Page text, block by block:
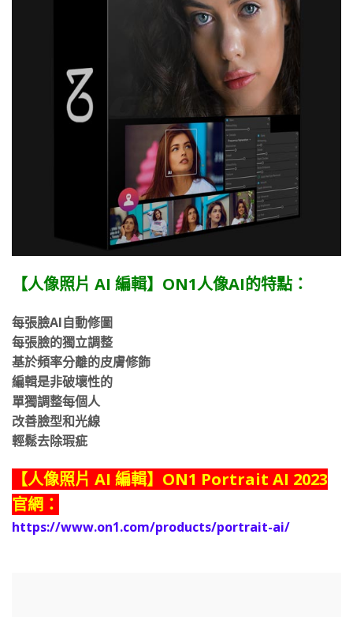
【人像照片 AI 編輯】ON1人像AI的特點：
每張臉的獨立調整
基於頻率分離的皮膚修飾
編輯是非破壞性的
單獨調整每個人
改善臉型和光線
輕鬆去除瑕疵
【人像照片 AI 編輯】ON1 Portrait AI 2023
官網：
https://www.on1.com/products/portrait-ai/